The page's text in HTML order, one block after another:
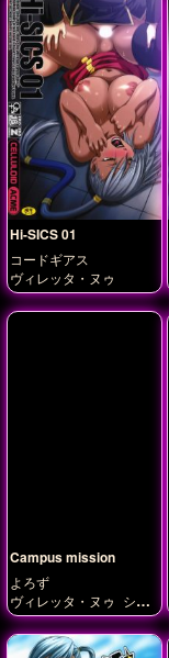
Hi-SICS 01
コードギアス
ヴィレッタ・ヌゥ
Campus mission
よろず
ヴィレッタ・ヌゥ シャ
ーリー・フェネット ミ
レイ・アッシュフォー
ド 紅月カレン